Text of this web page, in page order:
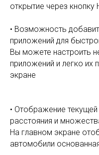
открытие через кнопку
• Возможность
приложений для
Вы можете настроить
приложений и легко их
экране
• Отображение
расстояния и
На главном экране
автомобили